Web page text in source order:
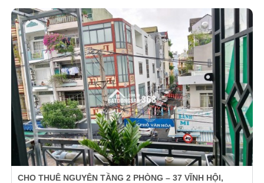
CHO THUÊ NGUYÊN TẦNG 2 PHÒNG – 37 VĨNH HỘI,